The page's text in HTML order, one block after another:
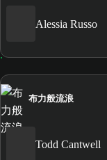
Alessia Russo
布力般流浪
Todd Cantwell